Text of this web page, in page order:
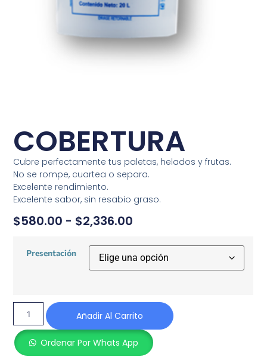
COBERTURA
Cubre perfectamente tus paletas, helados y frutas.
No se rompe, cuartea o separa.
Excelente rendimiento.
Excelente sabor, sin resabio graso.
$580.00 - $2,336.00
Presentación
Añadir Al Carrito
Ordenar Por Whats App